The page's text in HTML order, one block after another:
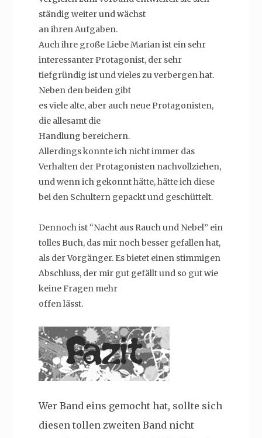
ständig weiter und wächst
an ihren Aufgaben.
Auch ihre große Liebe Marian ist ein sehr
interessanter Protagonist, der sehr
tiefgründig ist und vieles zu verbergen hat.
Neben den beiden gibt
es viele alte, aber auch neue Protagonisten,
die allesamt die
Handlung bereichern.
Allerdings konnte ich nicht immer das
Verhalten der Protagonisten nachvollziehen,
und wenn ich gekonnt hätte, hätte ich diese
bei den Schultern gepackt und geschüttelt.
Dennoch ist “Nacht aus Rauch und Nebel” ein
tolles Buch, das mir noch besser gefallen hat,
als der Vorgänger. Es bietet einen stimmigen
Abschluss, der mir gut gefällt und so gut wie
keine Fragen mehr
offen lässt.
Wer Band eins gemocht hat, sollte sich
diesen tollen zweiten Band nicht